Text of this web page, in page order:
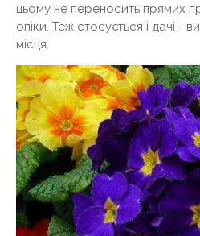
цьому не переносить прямих
опіки. Теж стосується і дачі -
місця.